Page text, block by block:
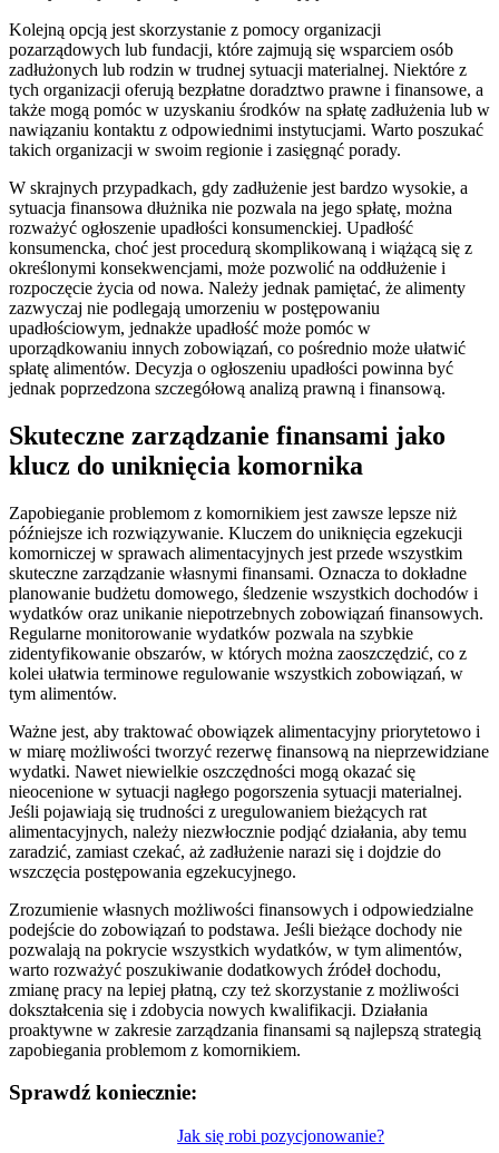
Kolejną opcją jest skorzystanie z pomocy organizacji
pozarządowych lub fundacji, które zajmują się wsparciem osób
zadłużonych lub rodzin w trudnej sytuacji materialnej. Niektóre z
tych organizacji oferują bezpłatne doradztwo prawne i finansowe, a
także mogą pomóc w uzyskaniu środków na spłatę zadłużenia lub w
nawiązaniu kontaktu z odpowiednimi instytucjami. Warto poszukać
takich organizacji w swoim regionie i zasięgnąć porady.
W skrajnych przypadkach, gdy zadłużenie jest bardzo wysokie, a
sytuacja finansowa dłużnika nie pozwala na jego spłatę, można
rozważyć ogłoszenie upadłości konsumenckiej. Upadłość
konsumencka, choć jest procedurą skomplikowaną i wiążącą się z
określonymi konsekwencjami, może pozwolić na oddłużenie i
rozpoczęcie życia od nowa. Należy jednak pamiętać, że alimenty
zazwyczaj nie podlegają umorzeniu w postępowaniu
upadłościowym, jednakże upadłość może pomóc w
uporządkowaniu innych zobowiązań, co pośrednio może ułatwić
spłatę alimentów. Decyzja o ogłoszeniu upadłości powinna być
jednak poprzedzona szczegółową analizą prawną i finansową.
Skuteczne zarządzanie finansami jako
klucz do uniknięcia komornika
Zapobieganie problemom z komornikiem jest zawsze lepsze niż
późniejsze ich rozwiązywanie. Kluczem do uniknięcia egzekucji
komorniczej w sprawach alimentacyjnych jest przede wszystkim
skuteczne zarządzanie własnymi finansami. Oznacza to dokładne
planowanie budżetu domowego, śledzenie wszystkich dochodów i
wydatków oraz unikanie niepotrzebnych zobowiązań finansowych.
Regularne monitorowanie wydatków pozwala na szybkie
zidentyfikowanie obszarów, w których można zaoszczędzić, co z
kolei ułatwia terminowe regulowanie wszystkich zobowiązań, w
tym alimentów.
Ważne jest, aby traktować obowiązek alimentacyjny priorytetowo i
w miarę możliwości tworzyć rezerwę finansową na nieprzewidziane
wydatki. Nawet niewielkie oszczędności mogą okazać się
nieocenione w sytuacji nagłego pogorszenia sytuacji materialnej.
Jeśli pojawiają się trudności z uregulowaniem bieżących rat
alimentacyjnych, należy niezwłocznie podjąć działania, aby temu
zaradzić, zamiast czekać, aż zadłużenie narazi się i dojdzie do
wszczęcia postępowania egzekucyjnego.
Zrozumienie własnych możliwości finansowych i odpowiedzialne
podejście do zobowiązań to podstawa. Jeśli bieżące dochody nie
pozwalają na pokrycie wszystkich wydatków, w tym alimentów,
warto rozważyć poszukiwanie dodatkowych źródeł dochodu,
zmianę pracy na lepiej płatną, czy też skorzystanie z możliwości
dokształcenia się i zdobycia nowych kwalifikacji. Działania
proaktywne w zakresie zarządzania finansami są najlepszą strategią
zapobiegania problemom z komornikiem.
Sprawdź koniecznie:
Jak się robi pozycjonowanie?